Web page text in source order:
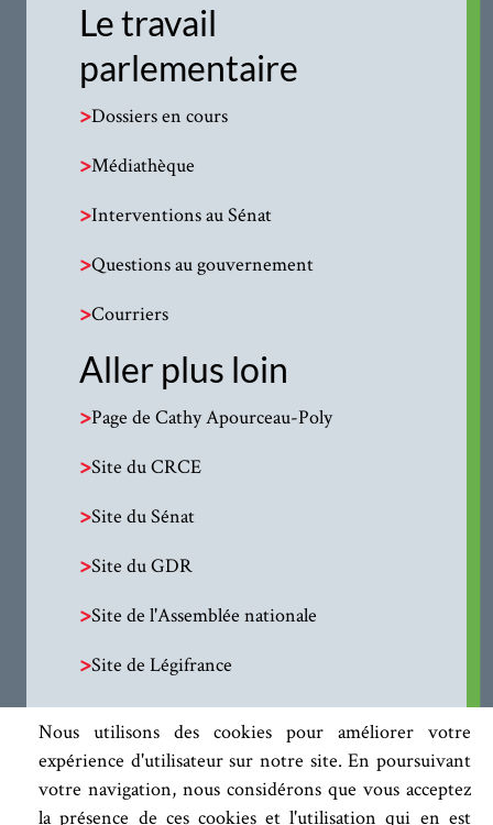
Nous utilisons des cookies pour améliorer votre
expérience d'utilisateur sur notre site. En poursuivant
votre navigation, nous considérons que vous acceptez
la présence de ces cookies et l'utilisation qui en est
Le travail
parlementaire
>Dossiers en cours
>Médiathèque
>Interventions au Sénat
>Questions au gouvernement
>Courriers
Aller plus loin
>Page de Cathy Apourceau-Poly
>Site du CRCE
>Site du Sénat
>Site du GDR
>Site de l'Assemblée nationale
>Site de Légifrance